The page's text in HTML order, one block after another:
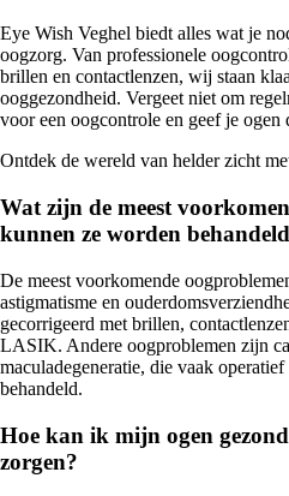
Eye Wish Veghel biedt alles wat je
oogzorg. Van professionele
brillen en contactlenzen, wij staan
ooggezondheid. Vergeet niet om
voor een oogcontrole en geef je ogen
Ontdek de wereld van helder zicht
Wat zijn de meest
kunnen ze worden
De meest voorkomende
astigmatisme en
gecorrigeerd met brillen,
LASIK. Andere oogproblemen zijn
maculadegeneratie, die vaak
behandeld.
Hoe kan ik mijn ogen
zorgen?